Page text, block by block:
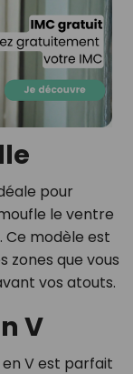
pour
le ventre
modèle est
zones que vous
vos atouts.
V
V est parfait